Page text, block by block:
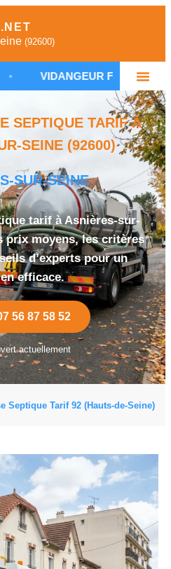
(92600)
FOSSE SEPTIQUE
SEPTIQUE TARIF À
SEINE (92600)
SUR-SEINE
tarif à Asnières-sur-
prix moyens, les critères
d’experts pour un
efficace.
56 87 58 52
actuellement
Septique Tarif 92 (Hauts-de-Seine)